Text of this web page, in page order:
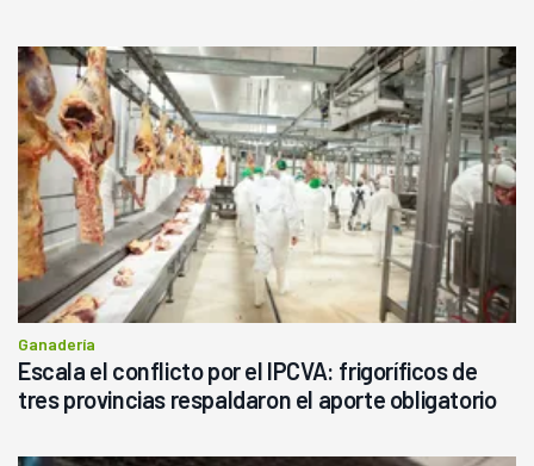
Ganadería
Escala el conflicto por el IPCVA: frigoríficos de
tres provincias respaldaron el aporte obligatorio